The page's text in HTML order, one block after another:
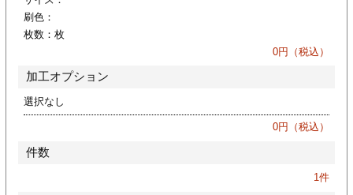
リーブ
刷色：
枚数： 枚
0円（税込）
加工オプション
選択なし
0円（税込）
件数
1件